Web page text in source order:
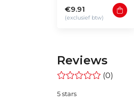
€9.91
(exclusief btw)
Reviews
(0)
5 stars